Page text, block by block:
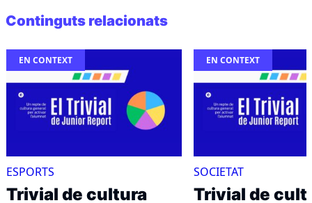
Continguts relacionats
EN CONTEXT
ESPORTS
Trivial de cultura
EN CONTEXT
SOCIETAT
Trivial de